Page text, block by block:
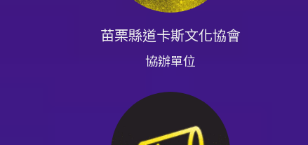
苗栗縣道卡斯文化協會
協辦單位